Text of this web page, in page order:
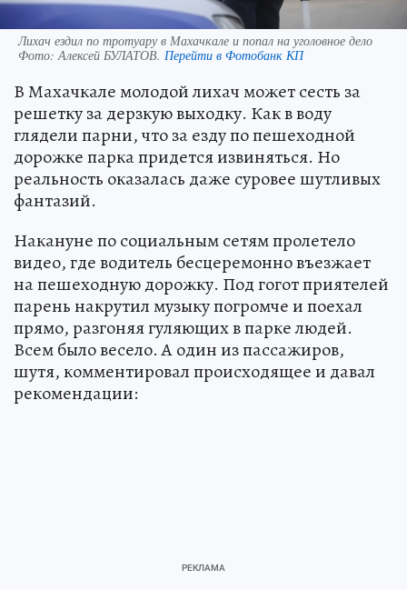
Лихач ездил по тротуару в Махачкале и попал на уголовное дело
Фото:Алексей БУЛАТОВ. Перейти в Фотобанк КП
В Махачкале молодой лихач может сесть за
решетку за дерзкую выходку. Как в воду
глядели парни, что за езду по пешеходной
дорожке парка придется извиняться. Но
реальность оказалась даже суровее шутливых
фантазий.
Накануне по социальным сетям пролетело
видео, где водитель бесцеремонно въезжает
на пешеходную дорожку. Под гогот приятелей
парень накрутил музыку погромче и поехал
прямо, разгоняя гуляющих в парке людей.
Всем было весело. А один из пассажиров,
шутя, комментировал происходящее и давал
рекомендации: